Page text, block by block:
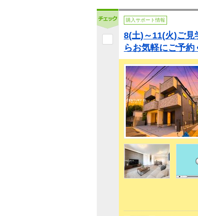
購入サポート情報
8(土)～11(火)ご見
らお気軽にご予約